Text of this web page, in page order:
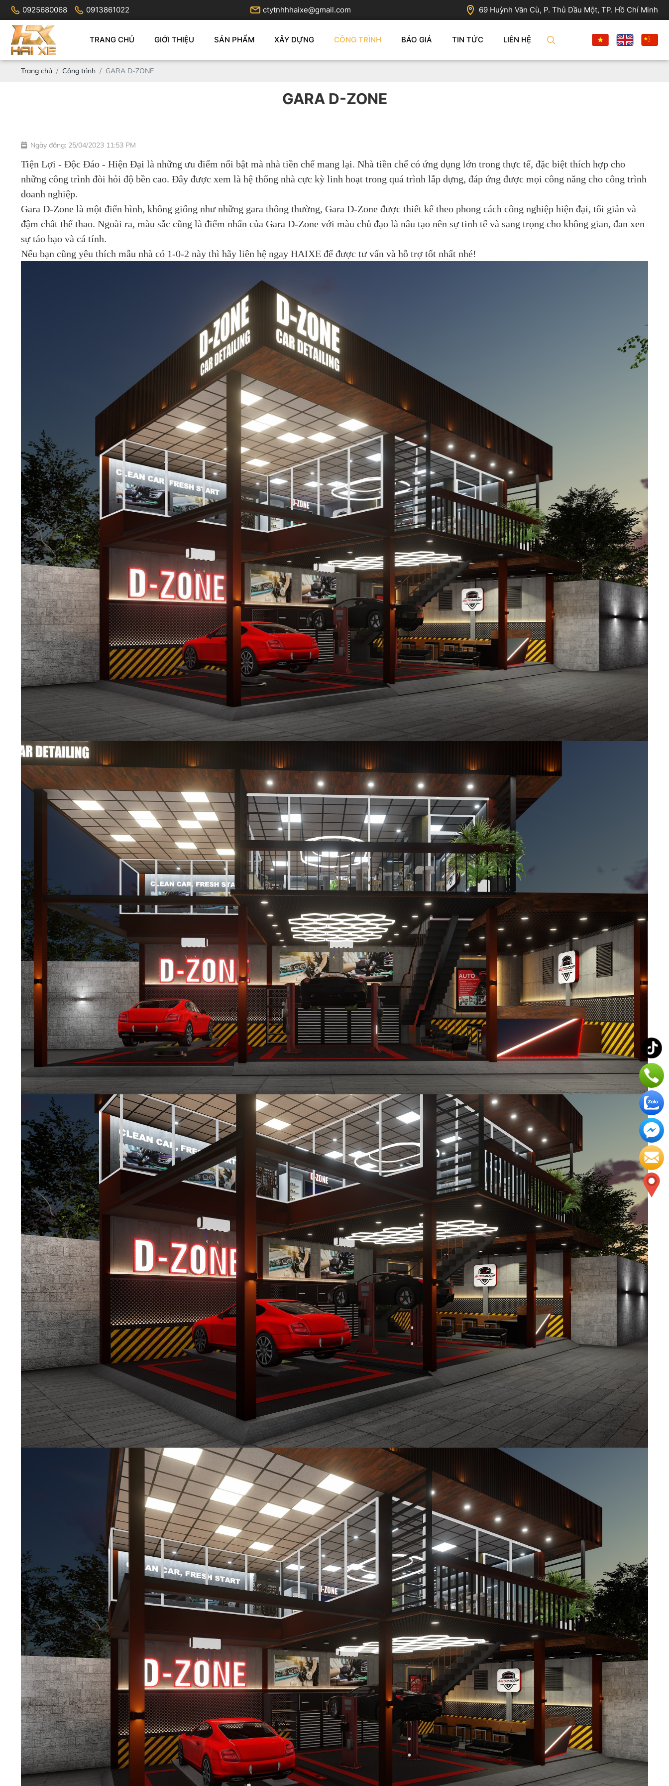
0925680068 0913861022 ctytnhhhaixe@gmail.com 69 Huỳnh Văn Cù, P. Thủ Dầu Một, TP. Hồ Chí Minh
TRANG CHỦ GIỚI THIỆU SẢN PHẨM XÂY DỰNG CÔNG TRÌNH BÁO GIÁ TIN TỨC LIÊN HỆ
Trang chủ Công trình GARA D-ZONE
GARA D-ZONE
Ngày đăng: 25/04/2023 11:53 PM
Tiện Lợi - Độc Đáo - Hiện Đại là những ưu điểm nổi bật mà nhà tiền chế mang lại. Nhà tiền chế có ứng dụng lớn trong thực tế, đặc biệt thích hợp cho
những công trình đòi hỏi độ bền cao. Đây được xem là hệ thống nhà cực kỳ linh hoạt trong quá trình lắp dựng, đáp ứng được mọi công năng cho công trình
doanh nghiệp.
Gara D-Zone là một điển hình, không giống như những gara thông thường, Gara D-Zone được thiết kế theo phong cách công nghiệp hiện đại, tối giản và
đậm chất thể thao. Ngoài ra, màu sắc cũng là điểm nhấn của Gara D-Zone với màu chủ đạo là nâu tạo nên sự tinh tế và sang trọng cho không gian, đan xen
sự táo bạo và cá tính.
Nếu bạn cũng yêu thích mẫu nhà có 1-0-2 này thì hãy liên hệ ngay HAIXE để được tư vấn và hỗ trợ tốt nhất nhé!